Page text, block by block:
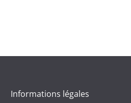
Informations légales